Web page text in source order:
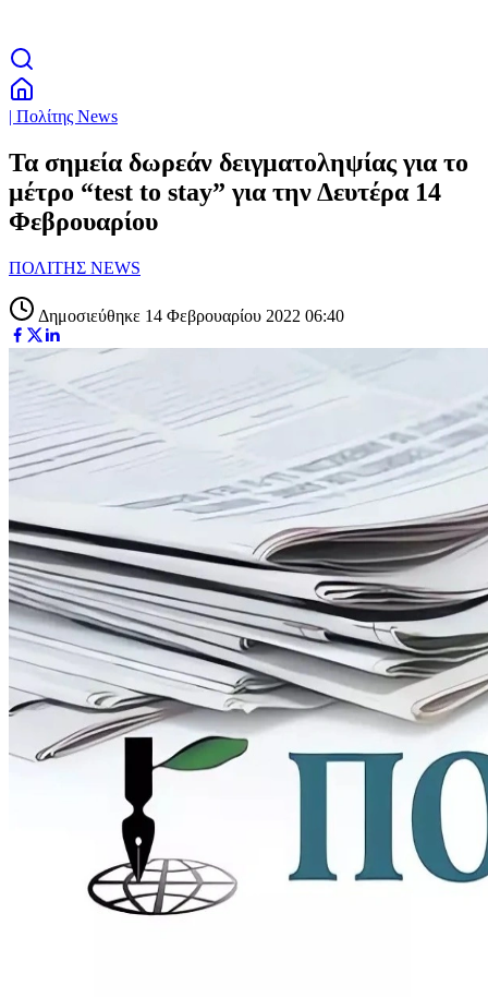
| Πολίτης News
Τα σημεία δωρεάν δειγματοληψίας για το
μέτρο “test to stay” για την Δευτέρα 14
Φεβρουαρίου
ΠΟΛΙΤΗΣ NEWS
Δημοσιεύθηκε 14 Φεβρουαρίου 2022 06:40